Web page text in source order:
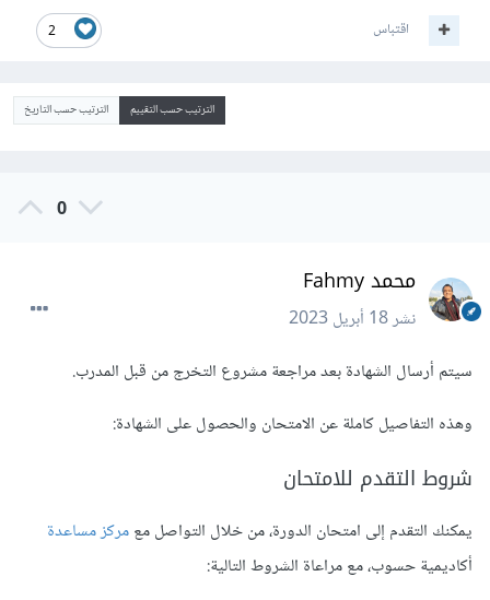
2 اقتباس
الترتيب حسب التقييم الترتيب حسب التاريخ
0
محمد Fahmy
نشر18 أبريل 2023
سيتم أرسال الشهادة بعد مراجعة مشروع التخرج من قبل المدرب.
وهذه التفاصيل كاملة عن الامتحان والحصول على الشهادة:
شروط التقدم للامتحان
يمكنك التقدم إلى امتحان الدورة، من خلال التواصل معمركز مساعدة
أكاديمية حسوب، مع مراعاة الشروط التالية: